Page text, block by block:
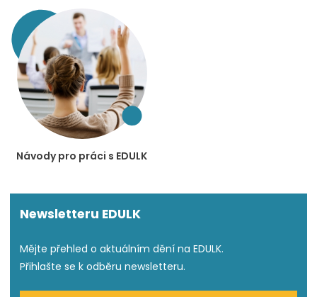
Návody pro práci s EDULK
Newsletteru EDULK
Mějte přehled o aktuálním dění na EDULK.
Přihlašte se k odběru newsletteru.